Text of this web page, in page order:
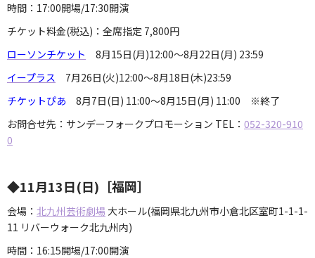
時間：17:00開場/17:30開演
チケット料金(税込)：全席指定 7,800円
ローソンチケット 8月15日(月)12:00～8月22日(月) 23:59
イープラス 7月26日(火)12:00～8月18日(木)23:59
チケットぴあ 8月7日(日) 11:00～8月15日(月) 11:00 ※終了
お問合せ先：サンデーフォークプロモーション TEL： 052-320-910
0
◆11月13日(日)［福岡］
会場： 北九州芸術劇場 大ホール(福岡県北九州市小倉北区室町1-1-1-
11 リバーウォーク北九州内)
時間：16:15開場/17:00開演